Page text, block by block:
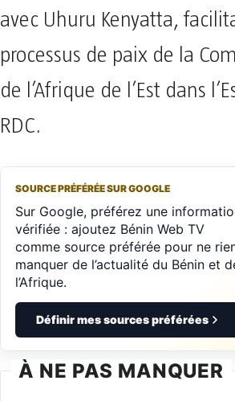
avec Uhuru Kenyatta,
processus de paix de la
de l’Afrique de l’Est dans
RDC.
SOURCE PRÉFÉRÉE SUR GOOGLE
Sur Google, préférez une
vérifiée : ajoutez Bénin Web TV
comme source préférée pour ne
manquer de l’actualité du Bénin et
l’Afrique.
Définir mes sources préférées
À NE PAS MANQUER